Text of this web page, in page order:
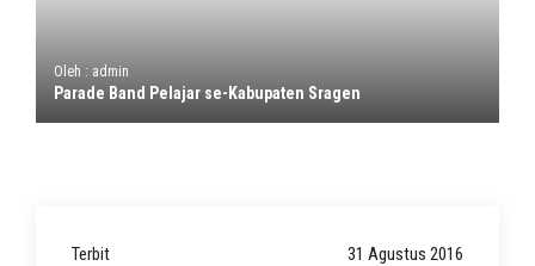
Oleh : admin
Parade Band Pelajar se-Kabupaten Sragen
Terbit 31 Agustus 2016